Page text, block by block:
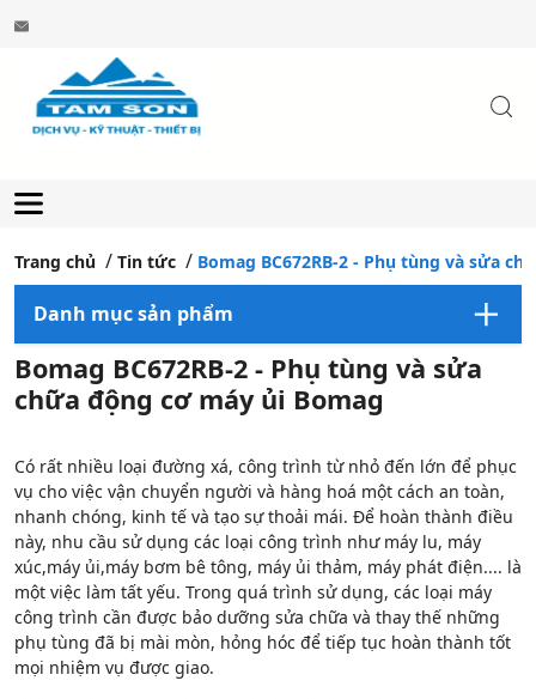
Trang chủ Tin tức Bomag BC672RB-2 - Phụ tùng và sửa
Danh mục sản phẩm
Bomag BC672RB-2 - Phụ tùng và sửa
chữa động cơ máy ủi Bomag
Có rất nhiều loại đường xá, công trình từ nhỏ đến lớn để phục
vụ cho việc vận chuyển người và hàng hoá một cách an toàn,
nhanh chóng, kinh tế và tạo sự thoải mái. Để hoàn thành điều
này, nhu cầu sử dụng các loại công trình như máy lu, máy
xúc,máy ủi,máy bơm bê tông, máy ủi thảm, máy phát điện.... là
một việc làm tất yếu. Trong quá trình sử dụng, các loại máy
công trình cần được bảo dưỡng sửa chữa và thay thế những
phụ tùng đã bị mài mòn, hỏng hóc để tiếp tục hoàn thành tốt
mọi nhiệm vụ được giao.